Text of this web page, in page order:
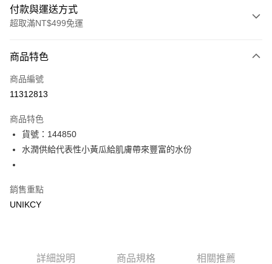
付款與運送方式
超取滿NT$499免運
icash Pay
信用卡一次付款
LINE Pay
Apple Pay
商品特色
商品編號
11312813
商品特色
貨號：144850
水潤供給代表性小黃瓜給肌膚帶來豐富的水份
銷售重點
UNIKCY
詳細說明 商品規格 相關推薦